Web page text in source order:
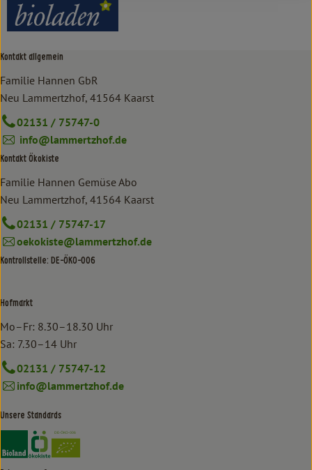
Kontakt allgemein
Familie Hannen GbR
Neu Lammertzhof, 41564 Kaarst
02131 / 75747-0
info@lammertzhof.de
Kontakt Ökokiste
Familie Hannen Gemüse Abo
Neu Lammertzhof, 41564 Kaarst
02131 / 75747-17
oekokiste@lammertzhof.de
Kontrollstelle: DE-ÖKO-006
Hofmarkt
Mo–Fr: 8.30–18.30 Uhr
Sa: 7.30–14 Uhr
02131 / 75747-12
info@lammertzhof.de
Unsere Standards
Externer Link zu https://www.bioland.de/verbraucher
Externer Link zu https://www.oekokiste.de/